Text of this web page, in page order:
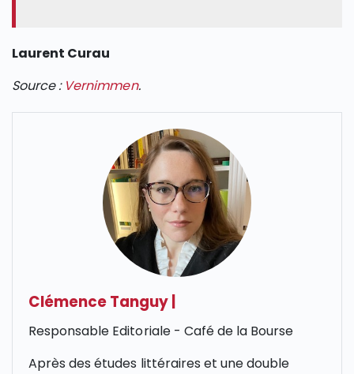
Laurent Curau
Source : Vernimmen.
Clémence Tanguy
Responsable Editoriale - Café de la Bourse
Après des études littéraires et une double